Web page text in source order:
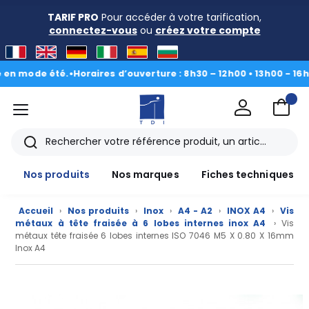
TARIF PRO Pour accéder à votre tarification,
connectez-vousou créez votre compte
été.•Horaires d’ouverture : 8h30 – 12h00 • 13h00 - 16h30|Du
menu
Rechercher
Nos produits
Nos marques Fiches techniques
Accueil › Nos produits › Inox › A4 - A2 › INOX A4 › Vis
métaux à tête fraisée à 6 lobes internes inox A4
› Vis
métaux tête fraisée 6 lobes internes ISO 7046 M5 X 0.80 X 16mm
Inox A4